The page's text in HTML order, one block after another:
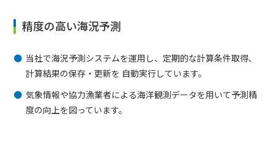
精度の高い海況予測
当社で海況予測システムを運用し、定期的な計算条件取得、
計算結果の保存・更新を 自動実行しています。
気象情報や協力漁業者による海洋観測データを用いて予測精
度の向上を図っています。